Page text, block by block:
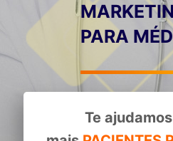
PARA
Te